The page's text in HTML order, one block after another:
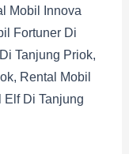
Mobil Innova
Fortuner Di
Tanjung Priok,
Rental Mobil
Elf Di Tanjung